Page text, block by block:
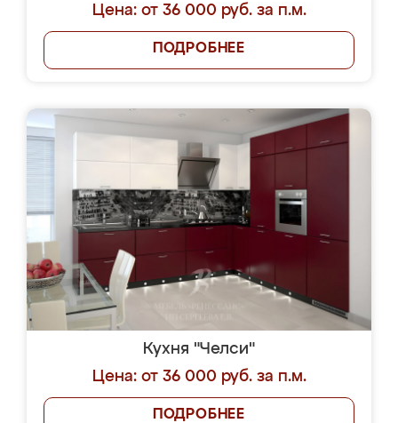
Цена: от 36 000 руб. за п.м.
ПОДРОБНЕЕ
Кухня "Челси"
Цена: от 36 000 руб. за п.м.
ПОДРОБНЕЕ